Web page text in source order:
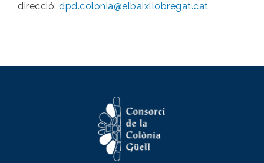
direcció: dpd.colonia@elbaixllobregat.cat